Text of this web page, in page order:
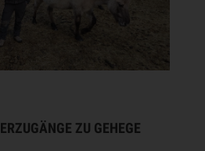
ZU GEHEGE